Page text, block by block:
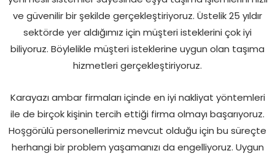
ve güvenilir bir şekilde gerçekleştiriyoruz. Üstelik 25 yıldır
sektörde yer aldığımız için müşteri isteklerini çok iyi
biliyoruz. Böylelikle müşteri isteklerine uygun olan taşıma
hizmetleri gerçekleştiriyoruz.
Karayazı ambar firmaları içinde en iyi nakliyat yöntemleri
ile de birçok kişinin tercih ettiği firma olmayı başarıyoruz.
Hoşgörülü personellerimiz mevcut olduğu için bu süreçte
herhangi bir problem yaşamanızı da engelliyoruz. Uygun